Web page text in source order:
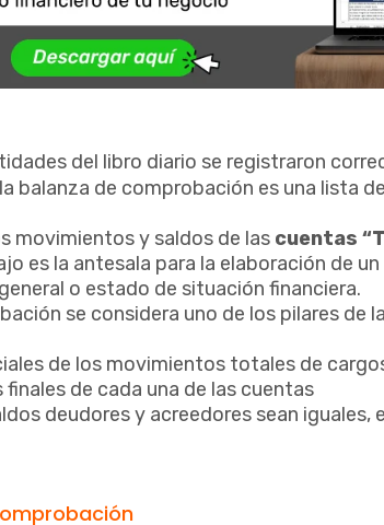
del libro diario se registraron
balanza de comprobación es una lista
movimientos y saldos de las cuentas
es la antesala para la elaboración de
o estado de situación financiera.
se considera uno de los pilares de
de los movimientos totales de
de cada una de las cuentas
deudores y acreedores sean iguales,